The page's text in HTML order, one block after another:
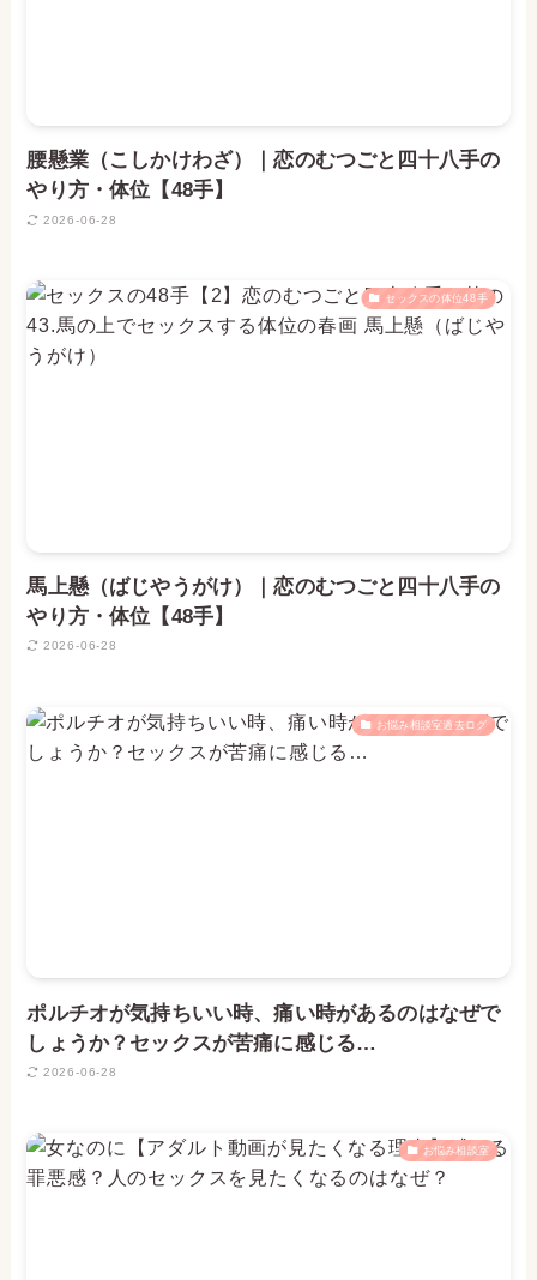
腰懸業（こしかけわざ）｜恋のむつごと四十八手の
やり方・体位【48手】
2026-06-28
セックスの体位48手
馬上懸（ばじやうがけ）｜恋のむつごと四十八手の
やり方・体位【48手】
2026-06-28
お悩み相談室過去ログ
ポルチオが気持ちいい時、痛い時があるのはなぜで
しょうか？セックスが苦痛に感じる…
2026-06-28
お悩み相談室